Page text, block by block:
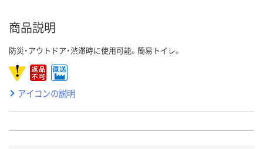
商品説明
防災・アウトドア・渋滞時に使用可能。簡易トイレ。
アイコンの説明